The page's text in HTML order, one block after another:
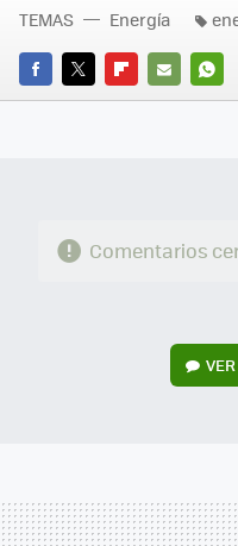
FACEBOOK
TWITTERFLIPBOARD
E-
TEMAS Energía
Comentarios